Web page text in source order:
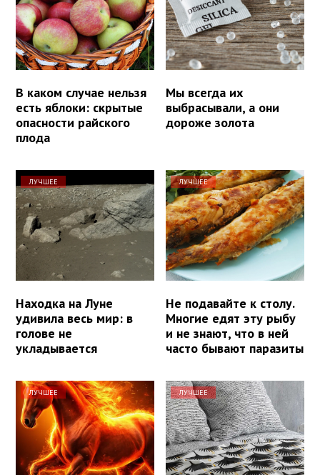
В каком случае нельзя
есть яблоки: скрытые
опасности райского
плода
Мы всегда их
выбрасывали, а они
дороже золота
ЛУЧШЕЕ
Находка на Луне
удивила весь мир: в
голове не
укладывается
ЛУЧШЕЕ
Не подавайте к столу.
Многие едят эту рыбу
и не знают, что в ней
часто бывают паразиты
ЛУЧШЕЕ ЛУЧШЕЕ